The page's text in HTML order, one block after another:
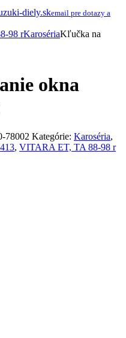
diely.skemail pre dotazy a
98 rKarosériaKľučka na
okna
78002 Kategórie: Karoséria,
, VITARA ET, TA 88-98 r